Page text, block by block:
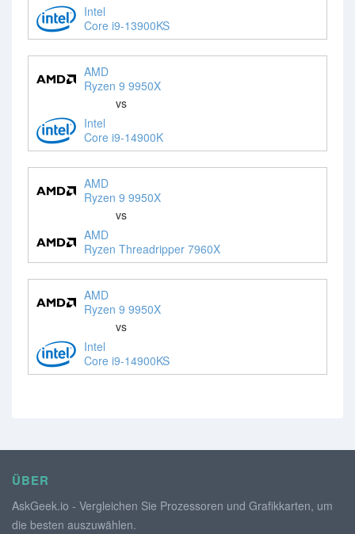
Intel
Core i9-13900KS
AMD
Ryzen 9 9950X
vs
Intel
Core i9-14900K
AMD
Ryzen 9 9950X
vs
AMD
Ryzen Threadripper 7960X
AMD
Ryzen 9 9950X
vs
Intel
Core i9-14900KS
ÜBER
AskGeek.io - Vergleichen Sie Prozessoren und Grafikkarten, um
die besten auszuwählen.